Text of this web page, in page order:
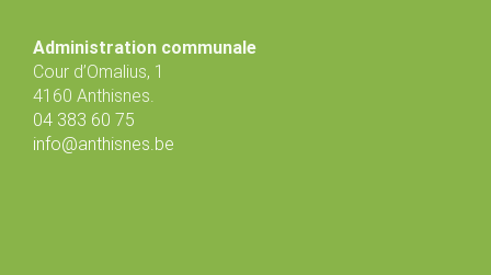
Administration communale
Cour d’Omalius, 1
4160 Anthisnes.
04 383 60 75
info@anthisnes.be